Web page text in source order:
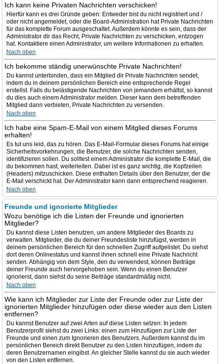
Ich kann keine Privaten Nachrichten verschicken!
Hierfür kann es drei Gründe geben: Entweder bist du nicht registriert und /
oder nicht angemeldet, oder die Board-Administration hat Private Nachrichten
für das komplette Forum ausgeschaltet. Außerdem könnte es sein, dass der
Administrator dir das Recht, Private Nachrichten zu verschicken, entzogen
hat. Kontaktiere einen Administrator, um weitere Informationen zu erhalten.
Nach oben
Ich bekomme ständig unerwünschte Private Nachrichten!
Du kannst unterbinden, dass ein Mitglied dir Private Nachrichten sendet,
indem du in deinem persönlichen Bereich eine entsprechende Regel
erstellst. Falls du belästigende Nachrichten von jemandem erhältst, so kannst
du dies auch einem Administrator melden. Dieser kann dem betreffenden
Mitglied dann verbieten, Private Nachrichten zu versenden.
Nach oben
Ich habe eine Spam-E-Mail von einem Mitglied dieses Forums
erhalten!
Es tut uns leid, das zu hören. Das E-Mail-Formular dieses Forums hat einige
Sicherheitsvorkehrungen, die Benutzer, die solche Nachrichten senden,
identifizieren sollen. Du solltest einem Administrator die komplette E-Mail, die
du bekommen hast, weiterleiten. Dabei ist es ganz wichtig, die Kopfzeilen
(Headers) mitzuschicken. Diese enthalten Details über den Benutzer, der die
E-Mail verschickt hat. Der Administrator kann dann entsprechend reagieren.
Nach oben
Freunde und ignorierte Mitglieder
Wozu benötige ich die Listen der Freunde und ignorierten
Mitglieder?
Du kannst diese Listen benutzen, um andere Mitglieder des Boards zu
verwalten. Mitglieder, die du deiner Freundesliste hinzufügst, werden in
deinem persönlichen Bereich für den schnellen Zugriff aufgelistet. Du siehst
dort deren Onlinestatus und kannst ihnen schnell eine Private Nachricht
senden. Abhängig von dem Style, den du verwendest, können Beiträge
deiner Freunde auch hervorgehoben sein. Wenn du einen Benutzer
ignorierst, dann siehst du seine Beiträge standardmäßig nicht.
Nach oben
Wie kann ich Mitglieder zur Liste der Freunde oder zur Liste der
ignorierten Mitglieder hinzufügen oder diese wieder aus den Listen
entfernen?
Du kannst Benutzer auf zwei Arten auf diese Listen setzen: In jedem
Benutzerprofil siehst du zwei Links: einen zum Hinzufügen zur Liste der
Freunde und einen zum Ignorieren des Benutzers. Außerdem kannst du im
persönlichen Bereich direkt Benutzer zu den Listen hinzufügen, indem du
deren Benutzernamen eingibst. An gleicher Stelle kannst du sie auch wieder
von den Listen entfernen.